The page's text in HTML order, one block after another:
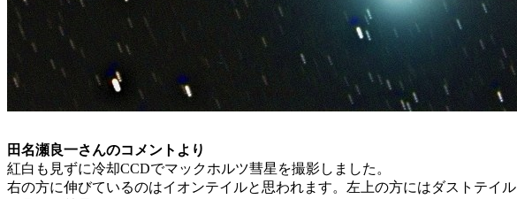
田名瀬良一さんのコメントより
紅白も見ずに冷却CCDでマックホルツ彗星を撮影しました。
右の方に伸びているのはイオンテイルと思われます。左上の方にはダストテイ